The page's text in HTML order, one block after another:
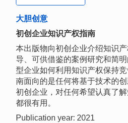
大胆创意
初创企业知识产权指南
本出版物向初创企业介绍知识
导、可供借鉴的案例研究和简
型企业如何利用知识产权保持
南面向的是任何将基于技术的
初创企业，对任何希望认真了
都很有用。
Publication year: 2021